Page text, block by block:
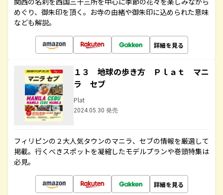
めぐり、御朱印を頂く。お寺の由緒や御朱印に込められた意味
なども解説。
詳細を見る
１３ 地球の歩き方 Ｐｌａｔ マニ
ラ セブ
Plat
2024.05.30 発売
フィリピンの２大人気タウンのマニラ、セブの情報を厳選して
掲載。行くべきスポットを凝縮したモデルプランや巻頭特集は
必見。
詳細を見る